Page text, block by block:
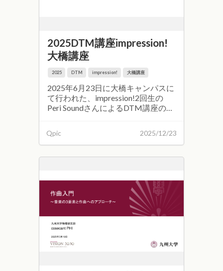
2025DTM講座impression!
大橋講座
2025 DTM impression! 大橋講座
2025年6月23日に大橋キャンパスに
て行われた、impression!2回生の
Peri SoundさんによるDTM講座の資
2025/12/23
Qpic